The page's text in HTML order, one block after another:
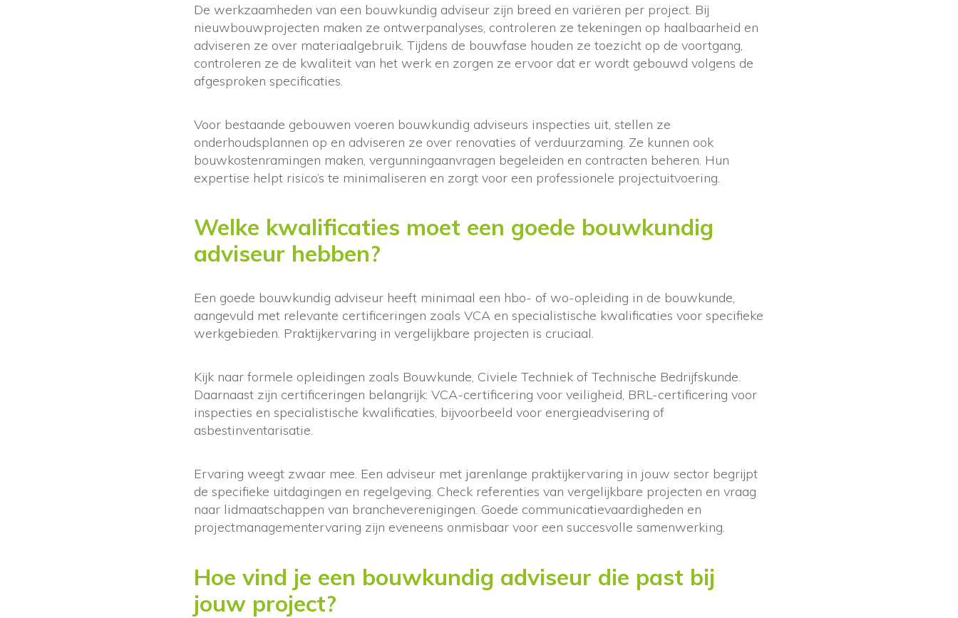
De werkzaamheden van een bouwkundig adviseur zijn breed en variëren per project. Bij
nieuwbouwprojecten maken ze ontwerpanalyses, controleren ze tekeningen op haalbaarheid en
adviseren ze over materiaalgebruik. Tijdens de bouwfase houden ze toezicht op de voortgang,
controleren ze de kwaliteit van het werk en zorgen ze ervoor dat er wordt gebouwd volgens de
afgesproken specificaties.
Voor bestaande gebouwen voeren bouwkundig adviseurs inspecties uit, stellen ze
onderhoudsplannen op en adviseren ze over renovaties of verduurzaming. Ze kunnen ook
bouwkostenramingen maken, vergunningaanvragen begeleiden en contracten beheren. Hun
expertise helpt risico’s te minimaliseren en zorgt voor een professionele projectuitvoering.
Welke kwalificaties moet een goede bouwkundig
adviseur hebben?
Een goede bouwkundig adviseur heeft minimaal een hbo- of wo-opleiding in de bouwkunde,
aangevuld met relevante certificeringen zoals VCA en specialistische kwalificaties voor specifieke
werkgebieden. Praktijkervaring in vergelijkbare projecten is cruciaal.
Kijk naar formele opleidingen zoals Bouwkunde, Civiele Techniek of Technische Bedrijfskunde.
Daarnaast zijn certificeringen belangrijk: VCA-certificering voor veiligheid, BRL-certificering voor
inspecties en specialistische kwalificaties, bijvoorbeeld voor energieadvisering of
asbestinventarisatie.
Ervaring weegt zwaar mee. Een adviseur met jarenlange praktijkervaring in jouw sector begrijpt
de specifieke uitdagingen en regelgeving. Check referenties van vergelijkbare projecten en vraag
naar lidmaatschappen van brancheverenigingen. Goede communicatievaardigheden en
projectmanagementervaring zijn eveneens onmisbaar voor een succesvolle samenwerking.
Hoe vind je een bouwkundig adviseur die past bij
jouw project?